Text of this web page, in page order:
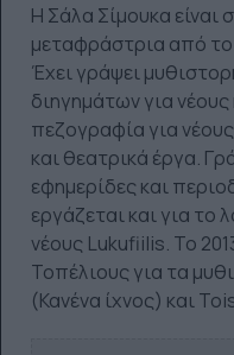
Η Σάλα Σίμουκα είναι
μεταφράστρια από
Έχει γράψει
διηγημάτων για
πεζογραφία για νέους
και θεατρικά έργα.
εφημερίδες και
εργάζεται και για το
νέους Lukufiilis. To
Τοπέλιους για τα
(Κανένα ίχνος) και